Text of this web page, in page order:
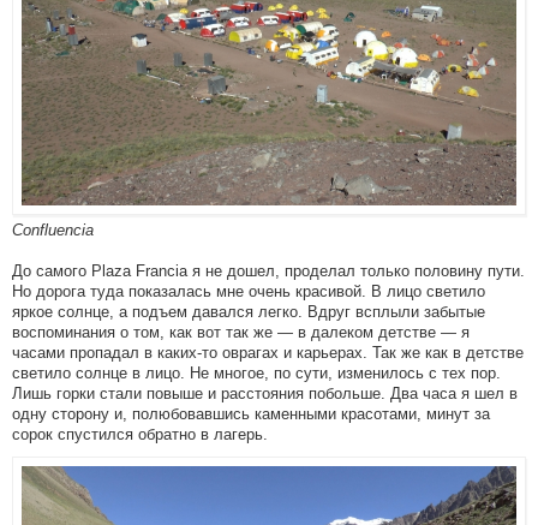
Confluencia
До самого Plaza Francia я не дошел, проделал только половину пути.
Но дорога туда показалась мне очень красивой. В лицо светило
яркое солнце, а подъем давался легко. Вдруг всплыли забытые
воспоминания о том, как вот так же — в далеком детстве — я
часами пропадал в каких-то оврагах и карьерах. Так же как в детстве
светило солнце в лицо. Не многое, по сути, изменилось с тех пор.
Лишь горки стали повыше и расстояния побольше. Два часа я шел в
одну сторону и, полюбовавшись каменными красотами, минут за
сорок спустился обратно в лагерь.